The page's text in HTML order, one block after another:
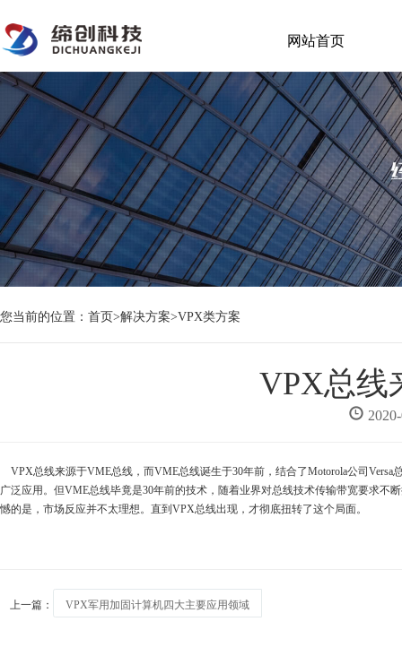
网站首页
您当前的位置： 首页>解决方案>VPX类方案
VPX总线
VPX总线来源于VME总线，而VME总线诞生于30年前，结合了Motorola公司
广泛应用。但VME总线毕竟是30年前的技术，随着业界对总线技术传输带宽要求
憾的是，市场反应并不太理想。直到VPX总线出现，才彻底扭转了这个局面。
上一篇： VPX军用加固计算机四大主要应用领域